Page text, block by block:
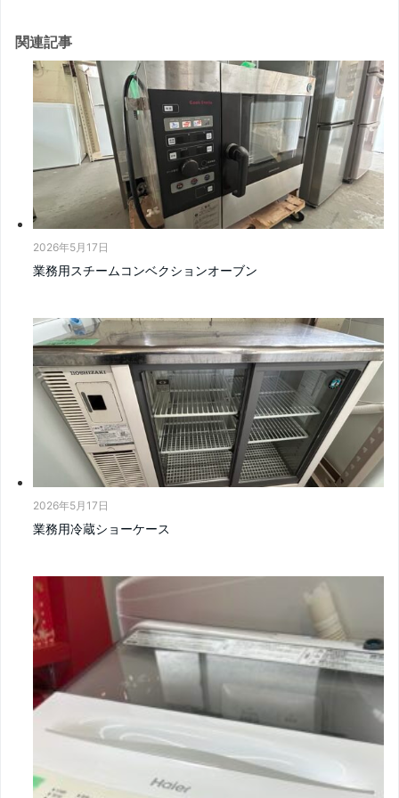
関連記事
2026年5月17日
業務用スチームコンベクションオーブン
2026年5月17日
業務用冷蔵ショーケース